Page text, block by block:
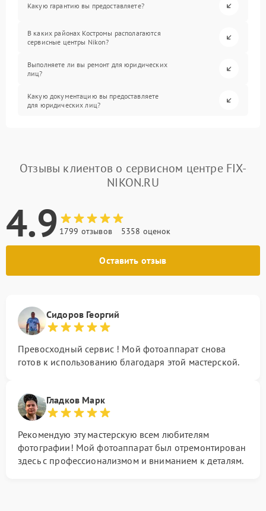
Какую гарантию вы предоставляете?
В каких районах Костромы располагаются
сервисные центры Nikon?
Выполняете ли вы ремонт для юридических
лиц?
Какую документацию вы предоставляете
для юридических лиц?
Отзывы клиентов о сервисном центре FIX-
NIKON.RU
4.9 1799 отзывов 5358 оценок
Оставить отзыв
Сидоров Георгий
Превосходный сервис ! Мой фотоаппарат снова
готов к использованию благодаря этой мастерской.
Гладков Марк
Рекомендую эту мастерскую всем любителям
фотографии! Мой фотоаппарат был отремонтирован
здесь с профессионализмом и вниманием к деталям.